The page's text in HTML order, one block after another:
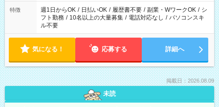
ください！
特徴 週1日からOK / 日払いOK / 履歴書不要 / 副業・WワークOK / シ
フト勤務 / 10名以上の大量募集 / 電話対応なし / パソコンスキ
ル不要
気になる！ 応募する 詳細へ
掲載日：2026.08.09
未読